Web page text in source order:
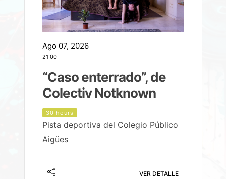
Ago 07, 2026
21:00
“Caso enterrado”, de
Colectiv Notknown
30 hours
Pista deportiva del Colegio Público
Aigües
VER DETALLE